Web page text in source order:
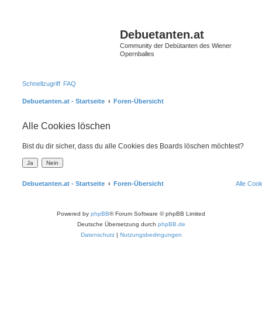
Debuetanten.at
Community der Debütanten des Wiener
Opernballes
Schnellzugriff FAQ
Debuetanten.at - Startseite Foren-Übersicht
Alle Cookies löschen
Bist du dir sicher, dass du alle Cookies des Boards löschen möchtest?
Debuetanten.at - Startseite Foren-Übersicht Alle
Powered by phpBB® Forum Software © phpBB Limited
Deutsche Übersetzung durch phpBB.de
Datenschutz| Nutzungsbedingungen